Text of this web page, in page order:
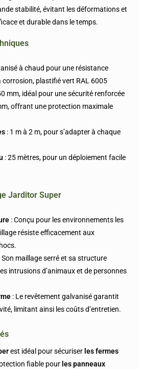
stabilité, évitant les déformations et
et durable dans le temps.
à chaud pour une résistance
corrosion, plastifié vert RAL 6005
mm, idéal pour une sécurité renforcée
offrant une protection maximale
: 1 m à 2 m, pour s’adapter à chaque
: 25 mètres, pour un déploiement facile
Jarditor Super
: Conçu pour les environnements les
résiste efficacement aux
Son maillage serré et sa structure
intrusions d’animaux et de personnes
: Le revêtement galvanisé garantit
limitant ainsi les coûts d’entretien.
est idéal pour sécuriser les fermes
fiable pour les panneaux